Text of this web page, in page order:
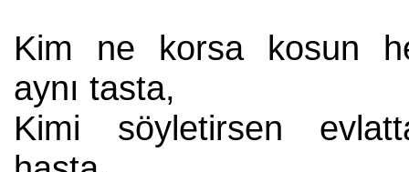
Kim ne korsa kosun
aynı tasta,
Kimi söyletirsen